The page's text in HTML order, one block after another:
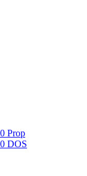
Prop
DOS